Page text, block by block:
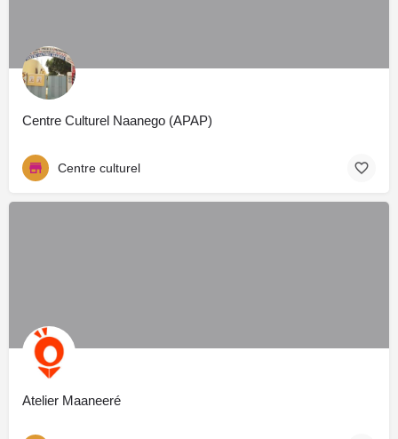
Centre Culturel Naanego (APAP)
Centre culturel
Atelier Maaneeré